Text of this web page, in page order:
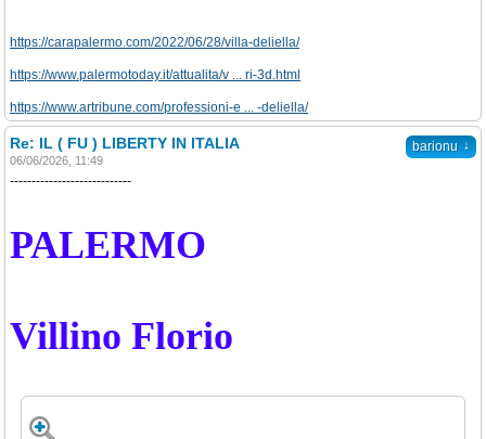
https://carapalermo.com/2022/06/28/villa-deliella/
https://www.palermotoday.it/attualita/v ... ri-3d.html
https://www.artribune.com/professioni-e ... -deliella/
barionu ↓
Re: IL ( FU ) LIBERTY IN ITALIA
06/06/2026, 11:49
----------------------------
PALERMO
Villino Florio